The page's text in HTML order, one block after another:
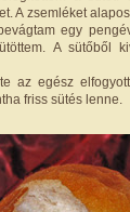
A zsemléket
egy
A sütőből
az egész
friss sütés lenne.